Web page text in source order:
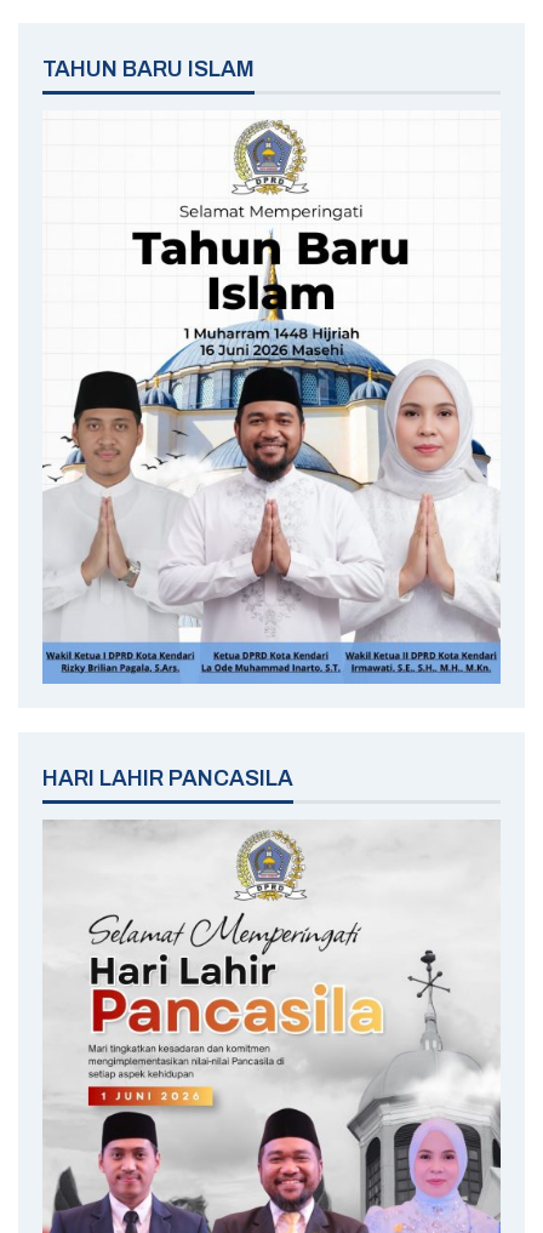
TAHUN BARU ISLAM
HARI LAHIR PANCASILA